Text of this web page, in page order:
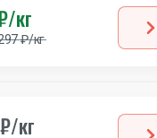
кг
₽/кг
кг